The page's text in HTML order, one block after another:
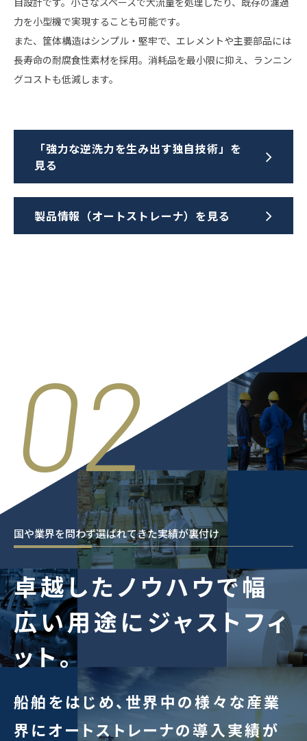
力を小型機で実現することも可能です。
また、筐体構造はシンプル・堅牢で、エレメントや主要部品には
長寿命の耐腐食性素材を採用。消耗品を最小限に抑え、ランニン
グコストも低減します。
「強力な逆洗力を生み出す独自技術」を
見る
製品情報（オートストレーナ）を見る
02
国や業界を問わず選ばれてきた実績が裏付け
卓越したノウハウで幅
広い用途にジャストフィ
ット。
船舶をはじめ、世界中の様々な産業
界にオートストレーナの導入実績が